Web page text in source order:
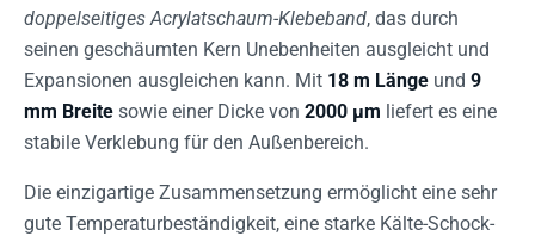
doppelseitiges Acrylatschaum-Klebeband, das durch
seinen geschäumten Kern Unebenheiten ausgleicht und
Expansionen ausgleichen kann. Mit 18 m Länge und 9
mm Breite sowie einer Dicke von 2000 µm liefert es eine
stabile Verklebung für den Außenbereich.
Die einzigartige Zusammensetzung ermöglicht eine sehr
gute Temperaturbeständigkeit, eine starke Kälte-Schock-